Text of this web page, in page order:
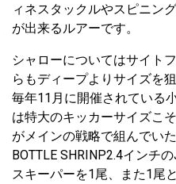
ィネスタックルやスピニン
が出来るルアーです。
シャローについてはサイト
らもディープよりサイズを
毎年11月に開催されている
は特大のキッカーサイズこ
がメインの戦略で組んでい
BOTTLE SHRINP2.4インチ
スキーパーを1尾、また1尾